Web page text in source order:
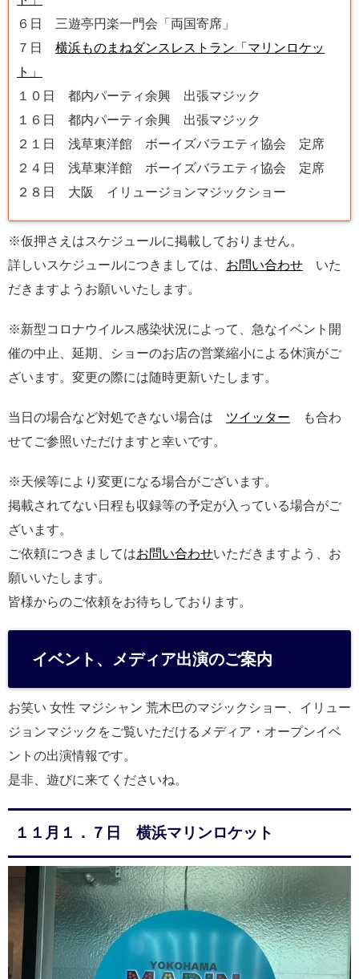
６日 三遊亭円楽一門会「両国寄席」
７日 横浜ものまねダンスレストラン「マリンロケッ
ト」
１０日 都内パーティ余興 出張マジック
１６日 都内パーティ余興 出張マジック
２１日 浅草東洋館 ボーイズバラエティ協会 定席
２４日 浅草東洋館 ボーイズバラエティ協会 定席
２８日 大阪 イリュージョンマジックショー
※仮押さえはスケジュールに掲載しておりません。
詳しいスケジュールにつきましては、 お問い合わせ いた
だきますようお願いいたします。
※新型コロナウイルス感染状況によって、急なイベント開
催の中止、延期、ショーのお店の営業縮小による休演がご
ざいます。変更の際には随時更新いたします。
当日の場合など対処できない場合は ツイッター も合わ
せてご参照いただけますと幸いです。
※天候等により変更になる場合がございます。
掲載されてない日程も収録等の予定が入っている場合がご
ざいます。
ご依頼につきましてはお問い合わせいただきますよう、お
願いいたします。
皆様からのご依頼をお待ちしております。
イベント、メディア出演のご案内
お笑い 女性 マジシャン 荒木巴のマジックショー、イリュー
ジョンマジックをご覧いただけるメディア・オープンイベ
ントの出演情報です。
是非、遊びに来てくださいね。
１１月１．７日 横浜マリンロケット